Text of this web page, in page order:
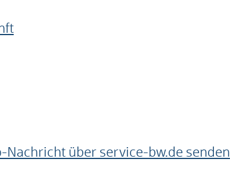
Nachricht über service-bw.de senden